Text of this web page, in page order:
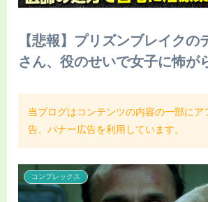
【悲報】プリズンブレイクの
さん、役のせいで女子に怖が
当ブログはコンテンツの内容の一部にア
告、バナー広告を利用しています。
コンプレックス